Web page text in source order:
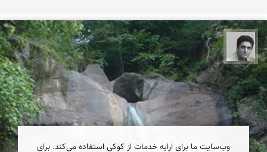
یوسف روحی
وب‌سایت ما برای ارایه خدمات از کوکی استفاده می‌کند. برای